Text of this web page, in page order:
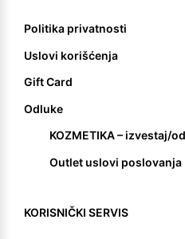
Politika privatnosti
Uslovi korišćenja
Gift Card
Odluke
KOZMETIKA – izvestaj/
Outlet uslovi poslovanja
KORISNIČKI SERVIS